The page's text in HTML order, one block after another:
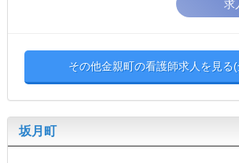
求
その他金親町の看護師求人を見
坂月町